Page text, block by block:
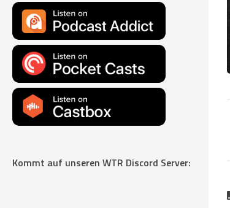
Kommt auf unseren WTR Discord Server: